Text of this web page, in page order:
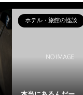
ホテル・旅館の怪談